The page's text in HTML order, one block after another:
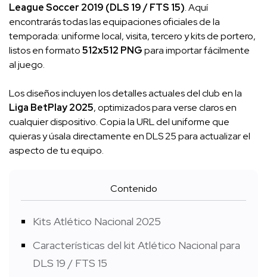
League Soccer 2019 (DLS 19 / FTS 15). Aquí
encontrarás todas las equipaciones oficiales de la
temporada: uniforme local, visita, tercero y kits de portero,
listos en formato512x512 PNGpara importar fácilmente
al juego.
Los diseños incluyen los detalles actuales del club en la
Liga BetPlay 2025, optimizados para verse claros en
cualquier dispositivo. Copia la URL del uniforme que
quieras y úsala directamente en DLS 25 para actualizar el
aspecto de tu equipo.
Contenido
Kits Atlético Nacional 2025
Características del kit Atlético Nacional para
DLS 19 / FTS 15